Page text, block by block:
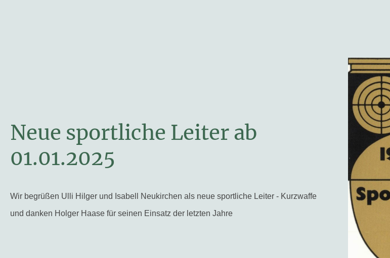
Neue sportliche Leiter ab
01.01.2025
Wir begrüßen Ulli Hilger und Isabell Neukirchen als neue sportliche Leiter - Kurzwaffe
und danken Holger Haase für seinen Einsatz der letzten Jahre